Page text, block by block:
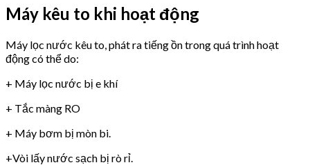
Máy kêu to khi hoạt động
Máy lọc nước kêu to, phát ra tiếng ồn trong quá trình hoạt
động có thể do:
+ Máy lọc nước bị e khí
+ Tắc màng RO
+ Máy bơm bị mòn bi.
+Vòi lấy nước sạch bị rò rỉ.